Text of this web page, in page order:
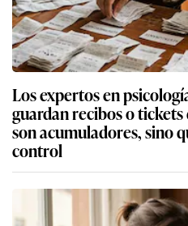
Los expertos en
guardan recibos o
son acumuladores, sino
control